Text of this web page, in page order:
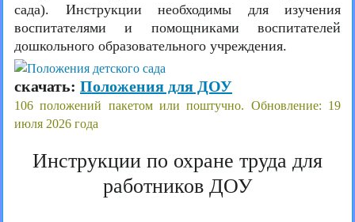
сада). Инструкции необходимы для изучения
воспитателями и помощниками воспитателей
дошкольного образовательного учреждения.
скачать: Положения для ДОУ
106 положений пакетом или поштучно. Обновление: 19
июля 2026 года
Инструкции по охране труда для
работников ДОУ